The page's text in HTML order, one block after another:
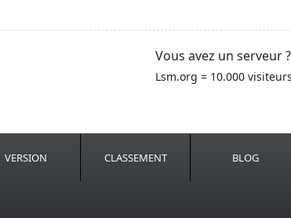
Vous avez un serveur ?
Lsm.org = 10.000
VERSION CLASSEMENT BLOG